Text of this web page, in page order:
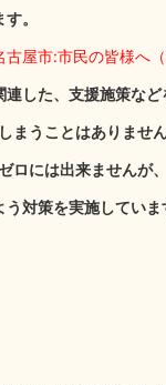
。
古屋市:市民の皆様へ
した、支援施策など
まうことはありませ
ロには出来ませんが、
策を実施していま